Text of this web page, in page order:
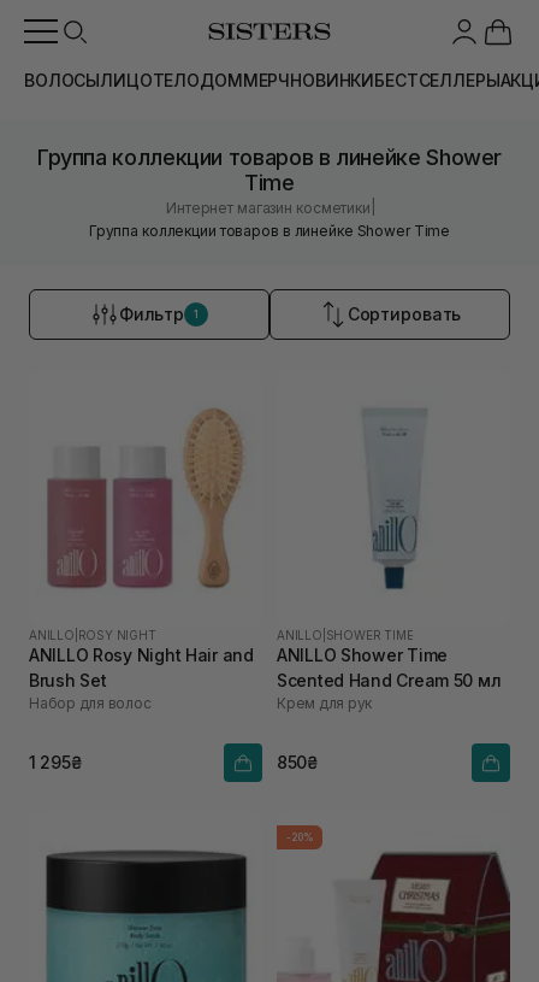
ВОЛОСЫЛИЦОТЕЛОДОММЕРЧНОВИНКИБЕСТСЕЛЛЕРЫ
Группа коллекции товаров в линейке Shower
Time
Интернет магазин косметики
Группа коллекции товаров в линейке Shower Time
Фильтр 1 Сортировать
ANILLO ROSY NIGHT
ANILLO Rosy Night Hair and
Brush Set
Набор для волос
1 295₴
ANILLO SHOWER TIME
ANILLO Shower Time
Scented Hand Cream 50 мл
Крем для рук
850₴
-20%